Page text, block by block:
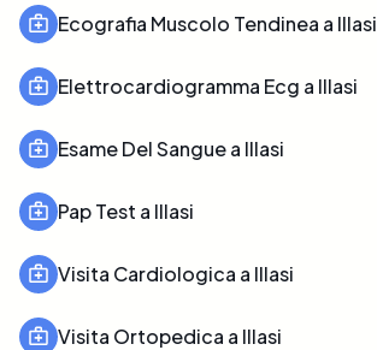
Ecografia Muscolo Tendinea a Illasi
Elettrocardiogramma Ecg a Illasi
Esame Del Sangue a Illasi
Pap Test a Illasi
Visita Cardiologica a Illasi
Visita Ortopedica a Illasi